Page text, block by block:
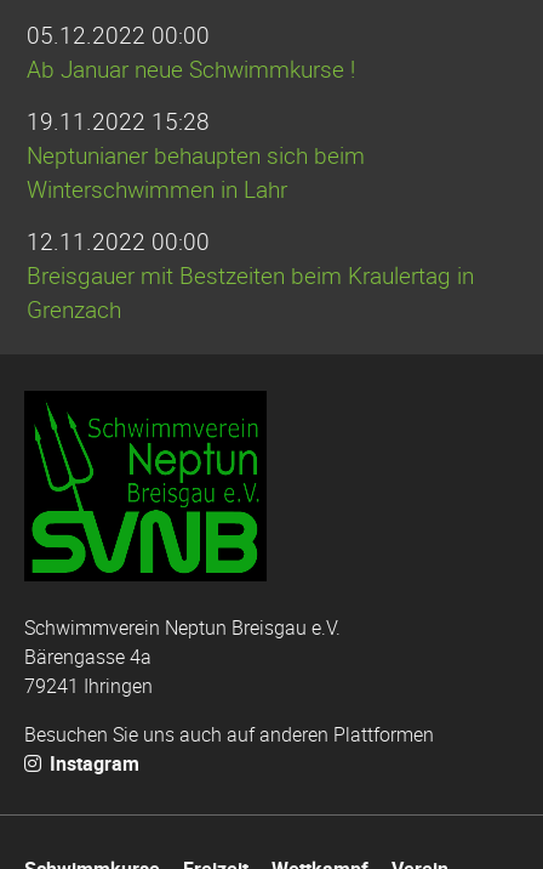
05.12.2022 00:00
Ab Januar neue Schwimmkurse !
19.11.2022 15:28
Neptunianer behaupten sich beim
Winterschwimmen in Lahr
12.11.2022 00:00
Breisgauer mit Bestzeiten beim Kraulertag in
Grenzach
Schwimmverein Neptun Breisgau e.V.
Bärengasse 4a
79241 Ihringen
Besuchen Sie uns auch auf anderen Plattformen
Instagram